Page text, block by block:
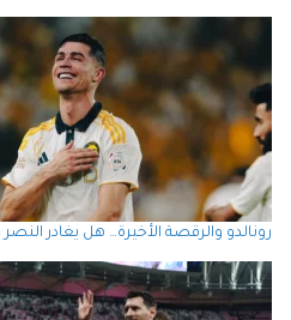
رونالدو والرقصة الأخيرة… هل يغادر النصر